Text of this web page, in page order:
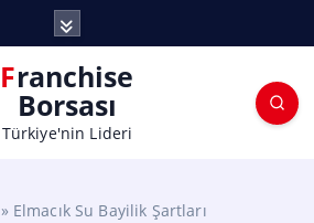
Franchise
Borsası
Türkiye'nin Lideri
» Elmacık Su Bayilik Şartları